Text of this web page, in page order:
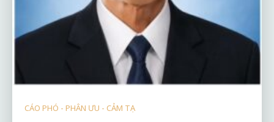
CÁO PHÓ - PHÂN ƯU - CẢM TẠ